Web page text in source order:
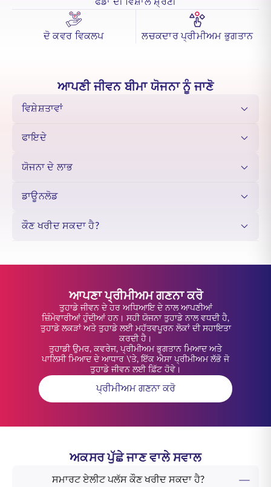
ਵਿਲੱਖਣ ਵਿੱਤੀ ਜ਼ਰੂਰਤਾਂ ਅਤੇ ਇੱਛਾਵਾਂ ਦੇ ਅਨੁਕੂਲ ਵਿਕਲਪਾਂ ਦੀ ਚੋਣ ਕਰਨ ਦੀ
ਲਚਕਤਾ ਪ੍ਰਾਪਤ ਕਰਦੇ ਹੋ।
ਦੌਲਤ ਦੀ ਸਿਰਜਣਾ ਅਤੇ ਪਰਿਵਾਰ ਦੀ ਸੁਰੱਖਿਆ ਇੱਕ ਅਰਥਪੂਰਨ ਵਿੱਤੀ ਯੋਜਨਾ ਦੇ
ਮੌਕਿਆਂ ਵਿੱਚ ਬਦਲਦਾ ਹੈ ਅਤੇ ਨਾਲ ਹੀ ਉਹਨਾਂ ਲਈ ਇੱਕ ਸਥਾਈ ਢਾਲ ਵੀ ਸਥਾਪਤ
ਕਰਦਾ ਹੈ ਜਿਨ੍ਹਾਂ ਨੂੰ ਤੁਸੀਂ ਸਭ ਤੋਂ ਵੱਧ ਪਿਆਰ ਕਰਦੇ ਹੋ।
ਐਸਬੀਆਈ ਲਾਈਫ਼ - ਸਮਾਰਟ ਏਲੀਟ ਪਲੱਸ ਬਦਲਦੇ ਬਾਜ਼ਾਰ ਹਾਲਾਤਾਂ ਅਤੇ ਜ਼ਰੂਰਤਾਂ
ਦੇ ਅਨੁਸਾਰ ਵਿਭਿੰਨ ਫੰਡ ਵਿਕਲਪ ਪੇਸ਼ ਕਰਦਾ ਹੈ।
ਦੋ ਕਵਰ ਵਿਕਲਪ ਲਚਕਦਾਰ ਪ੍ਰੀਮੀਅਮ ਭੁਗਤਾਨ
ਆਪਣੀ ਜੀਵਨ ਬੀਮਾ ਯੋਜਨਾ ਨੂੰ ਜਾਣੋ
ਵਿਸ਼ੇਸ਼ਤਾਵਾਂ
ਫਾਇਦੇ
ਯੋਜਨਾ ਦੇ ਲਾਭ
ਡਾਊਨਲੋਡ
ਕੌਣ ਖਰੀਦ ਸਕਦਾ ਹੈ?
ਆਪਣਾ ਪ੍ਰੀਮੀਅਮ ਗਣਨਾ ਕਰੋ
ਤੁਹਾਡੇ ਜੀਵਨ ਦੇ ਹਰ ਅਧਿਆਇ ਦੇ ਨਾਲ ਆਪਣੀਆਂ
ਜ਼ਿੰਮੇਵਾਰੀਆਂ ਹੁੰਦੀਆਂ ਹਨ। ਸਹੀ ਯੋਜਨਾ ਤੁਹਾਡੇ ਨਾਲ ਵਧਦੀ ਹੈ,
ਤੁਹਾਡੇ ਲਕੜਾਂ ਅਤੇ ਤੁਹਾਡੇ ਲਈ ਮਹੱਤਵਪੂਰਨ ਲੋਕਾਂ ਦੀ ਸਹਾਇਤਾ
ਕਰਦੀ ਹੈ।
ਤੁਹਾਡੀ ਉਮਰ, ਕਵਰੇਜ, ਪ੍ਰੀਮੀਅਮ ਭੁਗਤਾਨ ਮਿਆਦ ਅਤੇ
ਪਾਲਿਸੀ ਮਿਆਦ ਦੇ ਆਧਾਰ \'ਤੇ, ਇੱਕ ਐਸਾ ਪ੍ਰੀਮੀਅਮ ਲੱਭੋ ਜੋ
ਤੁਹਾਡੇ ਜੀਵਨ ਲਈ ਫ਼ਿੱਟ ਹੋਵੇ।
ਪ੍ਰੀਮੀਅਮ ਗਣਨਾ ਕਰੋ
ਅਕਸਰ ਪੁੱਛੇ ਜਾਣ ਵਾਲੇ ਸਵਾਲ
ਸਮਾਰਟ ਏਲੀਟ ਪਲੱਸ ਕੌਣ ਖਰੀਦ ਸਕਦਾ ਹੈ?